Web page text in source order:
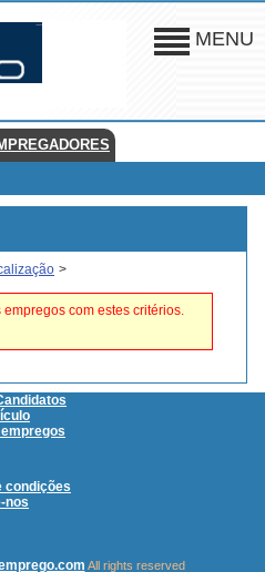
MENU
>
com estes critérios.
condições
nos
All rights reserved